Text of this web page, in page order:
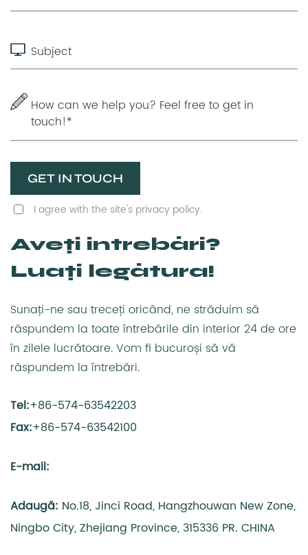
GET IN TOUCH
I agree with the site's privacy policy.
Aveți întrebări?
Luați legătura!
Sunați-ne sau treceți oricând, ne străduim să
răspundem la toate întrebările din interior 24 de ore
în zilele lucrătoare. Vom fi bucuroși să vă
răspundem la întrebări.
Tel:+86-574-63542203
Fax:+86-574-63542100
E-mail:
Adaugă: No.18, Jinci Road, Hangzhouwan New Zone,
Ningbo City, Zhejiang Province, 315336 PR. CHINA